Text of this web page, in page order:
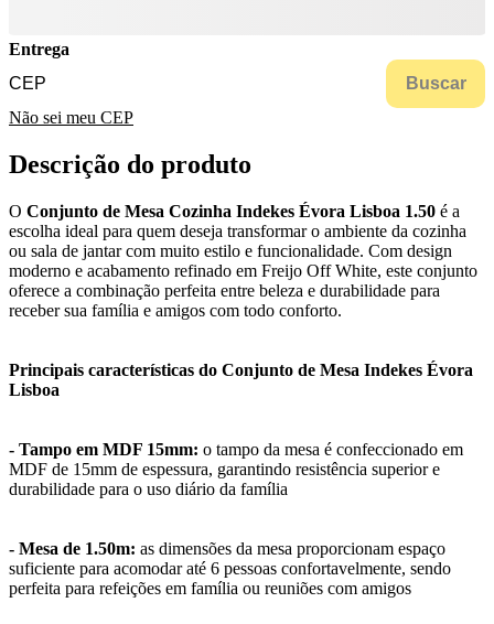
Entrega
Buscar
Não sei meu CEP
Descrição do produto
O Conjunto de Mesa Cozinha Indekes Évora Lisboa 1.50 é a
escolha ideal para quem deseja transformar o ambiente da cozinha
ou sala de jantar com muito estilo e funcionalidade. Com design
moderno e acabamento refinado em Freijo Off White, este conjunto
oferece a combinação perfeita entre beleza e durabilidade para
receber sua família e amigos com todo conforto.
Principais características do Conjunto de Mesa Indekes Évora
Lisboa
- Tampo em MDF 15mm: o tampo da mesa é confeccionado em
MDF de 15mm de espessura, garantindo resistência superior e
durabilidade para o uso diário da família
- Mesa de 1.50m: as dimensões da mesa proporcionam espaço
suficiente para acomodar até 6 pessoas confortavelmente, sendo
perfeita para refeições em família ou reuniões com amigos